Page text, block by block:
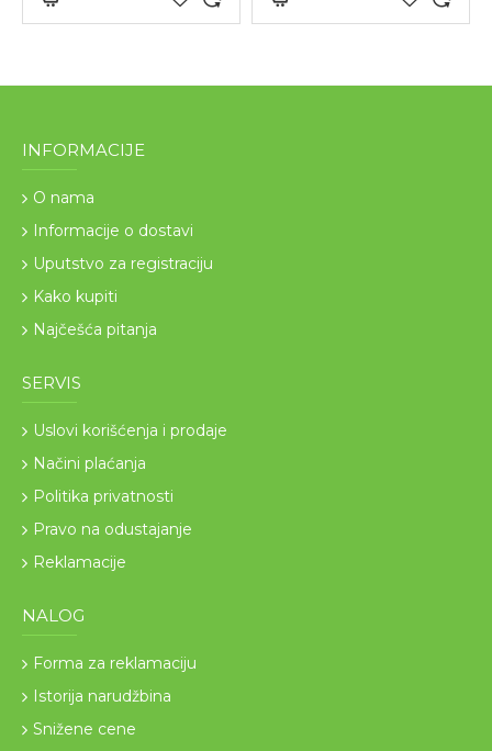
INFORMACIJE
O nama
Informacije o dostavi
Uputstvo za registraciju
Kako kupiti
Najčešća pitanja
SERVIS
Uslovi korišćenja i prodaje
Načini plaćanja
Politika privatnosti
Pravo na odustajanje
Reklamacije
NALOG
Forma za reklamaciju
Istorija narudžbina
Snižene cene